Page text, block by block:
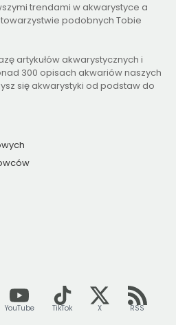
trendami w akwarystyce a
podobnych Tobie
artykułów akwarystycznych i
300 opisach akwariów naszych
się akwarystyki od podstaw do
YouTube TikTok X RSS